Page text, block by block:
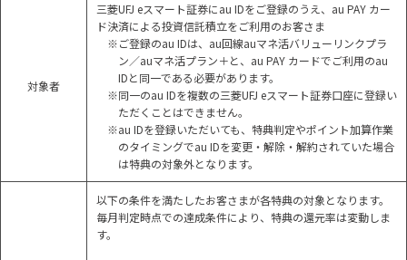
対象者
三菱UFJ eスマート証券にau IDをご登録のうえ、au PAY カー
ド決済による投資信託積立をご利用のお客さま
※ご登録のau IDは、au回線auマネ活バリューリンクプラ
ン／auマネ活プラン＋と、au PAY カードでご利用のau
IDと同一である必要があります。
※同一のau IDを複数の三菱UFJ eスマート証券口座に登録い
ただくことはできません。
※au IDを登録いただいても、特典判定やポイント加算作業
のタイミングでau IDを変更・解除・解約されていた場合
は特典の対象外となります。
以下の条件を満たしたお客さまが各特典の対象となります。
毎月判定時点での達成条件により、特典の還元率は変動しま
す。